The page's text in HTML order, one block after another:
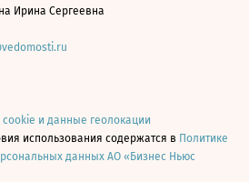
Ирина Сергеевна
cookie и данные геолокации
использования содержатся в Политике
данных АО «Бизнес Ньюс